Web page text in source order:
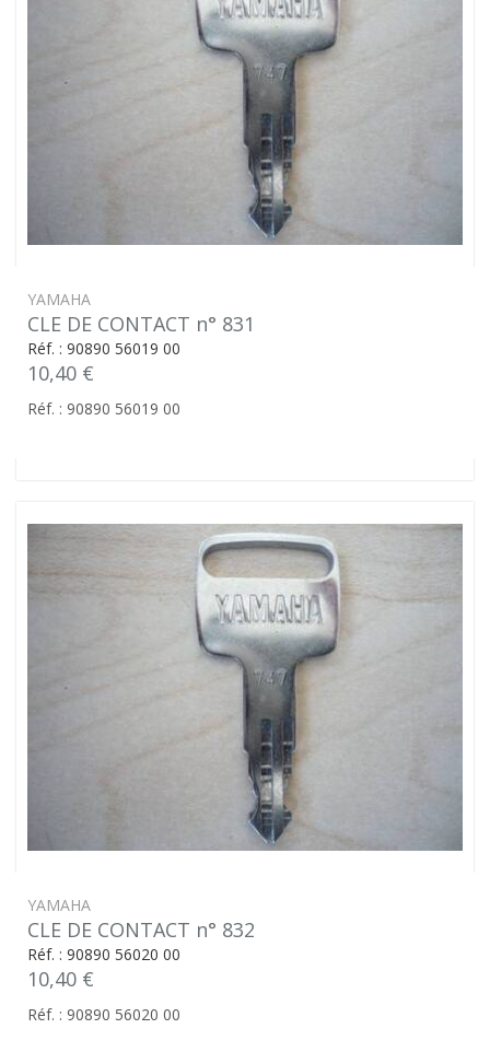
YAMAHA
CLE DE CONTACT n° 831
Réf. : 90890 56019 00
10,40 €
Réf. : 90890 56019 00
YAMAHA
CLE DE CONTACT n° 832
Réf. : 90890 56020 00
10,40 €
Réf. : 90890 56020 00